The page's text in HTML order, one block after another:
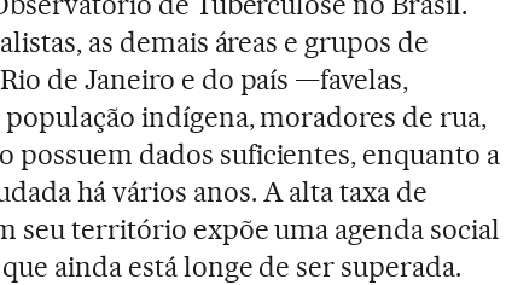
as demais áreas e grupos de
de Janeiro e do país —favelas,
indígena, moradores de rua,
dados suficientes, enquanto a
há vários anos. A alta taxa de
seu território expõe uma agenda social
ainda está longe de ser superada.